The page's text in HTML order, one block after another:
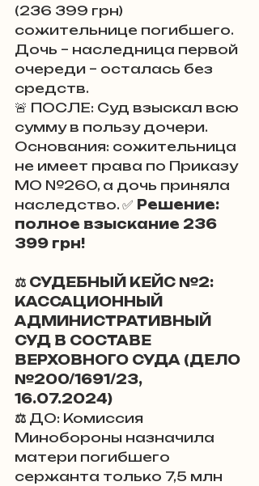
(236 399 грн)
сожительнице погибшего.
Дочь – наследница первой
очереди – осталась без
средств.
🚨 ПОСЛЕ: Суд взыскал всю
сумму в пользу дочери.
Основания: сожительница
не имеет права по Приказу
МО №260, а дочь приняла
наследство. ✅ Решение:
полное взыскание 236
399 грн!
⚖️ СУДЕБНЫЙ КЕЙС №2:
КАССАЦИОННЫЙ
АДМИНИСТРАТИВНЫЙ
СУД В СОСТАВЕ
ВЕРХОВНОГО СУДА (ДЕЛО
№200/1691/23,
16.07.2024)
⚖️ ДО: Комиссия
Минобороны назначила
матери погибшего
сержанта только 7,5 млн